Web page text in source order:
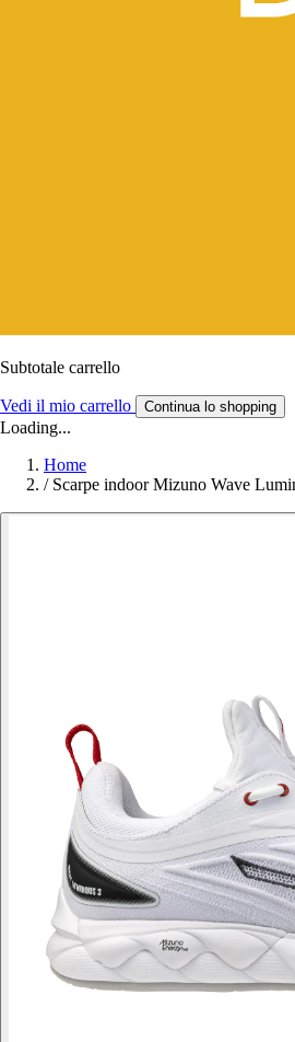
Subtotale carrello
Vedi il mio carrello Continua lo shopping
Loading...
Home
/ Scarpe indoor Mizuno Wave